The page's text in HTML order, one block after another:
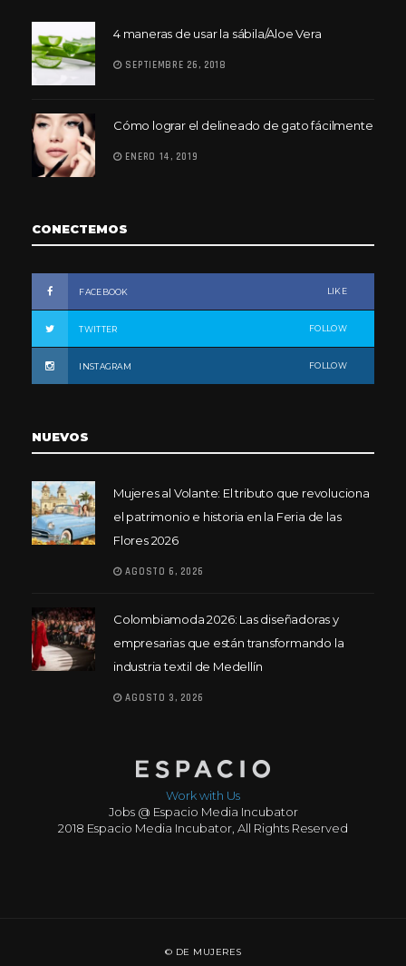
4 maneras de usar la sábila/Aloe Vera
SEPTIEMBRE 26, 2018
Cómo lograr el delineado de gato fácilmente
ENERO 14, 2019
CONECTEMOS
FACEBOOK LIKE
TWITTER FOLLOW
INSTAGRAM FOLLOW
NUEVOS
Mujeres al Volante: El tributo que revoluciona
el patrimonio e historia en la Feria de las
Flores 2026
AGOSTO 6, 2026
Colombiamoda 2026: Las diseñadoras y
empresarias que están transformando la
industria textil de Medellín
AGOSTO 3, 2026
Work with Us
Jobs @ Espacio Media Incubator
2018 Espacio Media Incubator, All Rights Reserved
© DE MUJERES